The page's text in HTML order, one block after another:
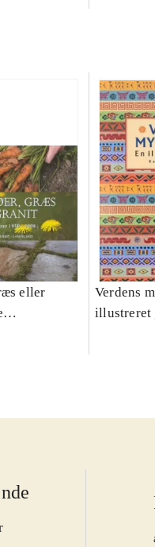
eller
Verdens
illustreret